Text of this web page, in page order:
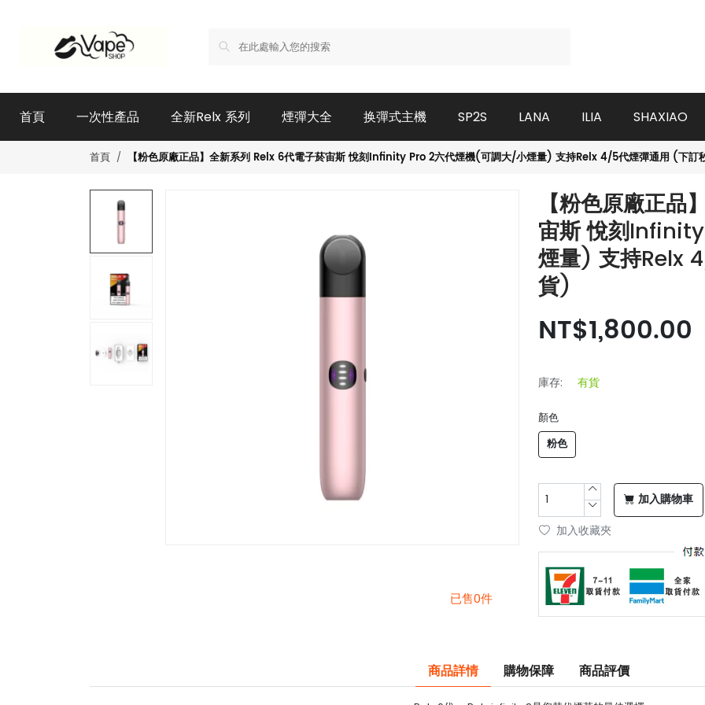
首頁 一次性產品 全新Relx 系列 煙彈大全 换彈式主機 SP2S LANA ILIA SHAXIAO
首頁 【粉色原廠正品】全新系列 Relx 6代電子菸宙斯 悅刻Infinity Pro 2六代煙機(可調大/小煙量) 支持Relx 4/5代煙彈通用 (下訂
已售0件
【粉色原廠正
宙斯 悅刻
煙量) 支持Relx
貨)
NT$1,800.00
庫存: 有貨
顏色
粉色
加入購物車
加入收藏夾
商品詳情 購物保障 商品評價